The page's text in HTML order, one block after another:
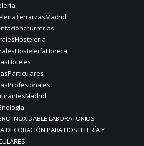
INOXIDABLE LABORATORIOS
DECORACIÓN PARA HOSTELERÍA Y